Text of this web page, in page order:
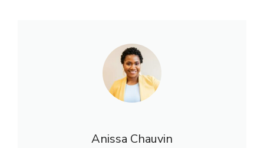
Anissa Chauvin